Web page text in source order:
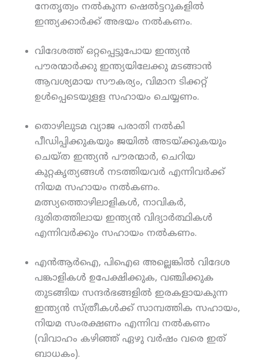
നേതൃത്വം നല്‍കുന്ന ഷെല്‍ട്ടറുകളില്‍
ഇന്ത്യക്കാര്‍ക്ക് അഭയം നല്‍കണം.
വിദേശത്ത് ഒറ്റപ്പെട്ടുപോയ ഇന്ത്യന്‍
പൗരന്മാര്‍ക്കു ഇന്ത്യയിലേക്കു മടങ്ങാന്‍
ആവശ്യമായ സൗകര്യം, വിമാന ടിക്കറ്റ്
ഉള്‍പ്പെടെയുളള സഹായം ചെയ്യണം.
തൊഴിലുടമ വ്യാജ പരാതി നല്‍കി
പീഡിപ്പിക്കുകയും ജയില്‍ അടയ്ക്കുകയും
ചെയ്ത ഇന്ത്യന്‍ പൗരന്മാര്‍, ചെറിയ
കുറ്റകൃത്യങ്ങള്‍ നടത്തിയവര്‍ എന്നിവര്‍ക്ക്
നിയമ സഹായം നല്‍കണം.
മത്സ്യത്തൊഴിലാളികള്‍, നാവികര്‍,
ദുരിതത്തിലായ ഇന്ത്യന്‍ വിദ്യാര്‍ത്ഥികള്‍
എന്നിവര്‍ക്കും സഹായം നല്‍കണം.
എന്‍ആര്‍ഐ, പിഐഒ അല്ലെങ്കില്‍ വിദേശ
പങ്കാളികള്‍ ഉപേക്ഷിക്കുക, വഞ്ചിക്കുക
തുടങ്ങിയ സന്ദര്‍ഭങ്ങളില്‍ ഇരകളായകുന്ന
ഇന്ത്യന്‍ സ്ത്രീകള്‍ക്ക് സാമ്പത്തിക സഹായം,
നിയമ സംരക്ഷണം എന്നിവ നല്‍കണം
(വിവാഹം കഴിഞ്ഞ് ഏഴു വര്‍ഷം വരെ ഇത്
ബാധകം).